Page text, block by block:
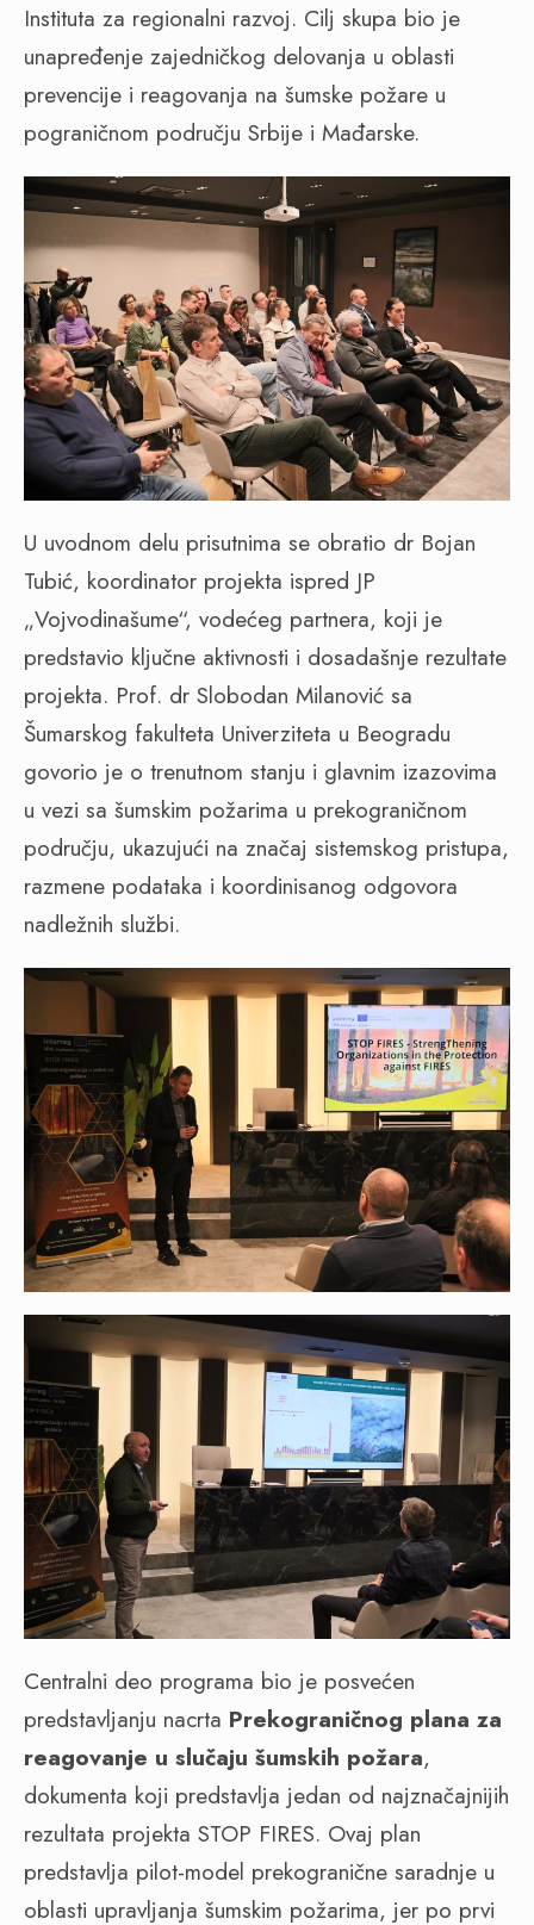
Instituta za regionalni razvoj. Cilj skupa bio je
unapređenje zajedničkog delovanja u oblasti
prevencije i reagovanja na šumske požare u
pograničnom području Srbije i Mađarske.
U uvodnom delu prisutnima se obratio dr Bojan
Tubić, koordinator projekta ispred JP
„Vojvodinašume“, vodećeg partnera, koji je
predstavio ključne aktivnosti i dosadašnje rezultate
projekta. Prof. dr Slobodan Milanović sa
Šumarskog fakulteta Univerziteta u Beogradu
govorio je o trenutnom stanju i glavnim izazovima
u vezi sa šumskim požarima u prekograničnom
području, ukazujući na značaj sistemskog pristupa,
razmene podataka i koordinisanog odgovora
nadležnih službi.
Centralni deo programa bio je posvećen
predstavljanju nacrta Prekograničnog plana za
reagovanje u slučaju šumskih požara,
dokumenta koji predstavlja jedan od najznačajnijih
rezultata projekta STOP FIRES. Ovaj plan
predstavlja pilot-model prekogranične saradnje u
oblasti upravljanja šumskim požarima, jer po prvi